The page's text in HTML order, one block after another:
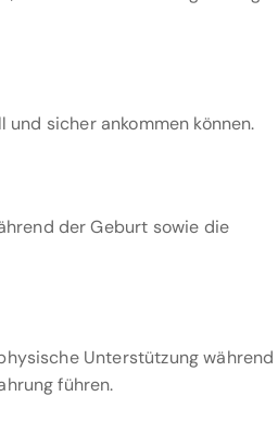
und sicher ankommen können.
der Geburt sowie die
Unterstützung während
führen.